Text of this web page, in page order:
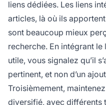
liens dédiées. Les liens
articles, là où ils
sont beaucoup mieux
recherche. En intégrant
utile, vous signalez qu’il
pertinent, et non d’un
Troisièmement,
diversifié, avec différents